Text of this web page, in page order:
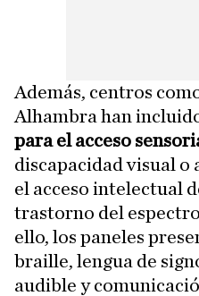
Además, centros
Alhambra han
para el acceso
discapacidad visual o
el acceso intelectual
trastorno del
ello, los paneles
braille, lengua de
audible y